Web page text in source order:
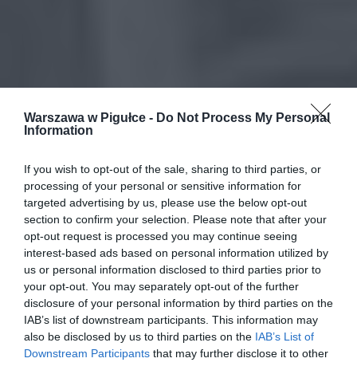
Warszawa w Pigułce - Do Not Process My Personal
Information
If you wish to opt-out of the sale, sharing to third parties, or
processing of your personal or sensitive information for
targeted advertising by us, please use the below opt-out
section to confirm your selection. Please note that after your
opt-out request is processed you may continue seeing
interest-based ads based on personal information utilized by
us or personal information disclosed to third parties prior to
your opt-out. You may separately opt-out of the further
disclosure of your personal information by third parties on the
IAB’s list of downstream participants. This information may
also be disclosed by us to third parties on the IAB’s List of
Downstream Participants that may further disclose it to other